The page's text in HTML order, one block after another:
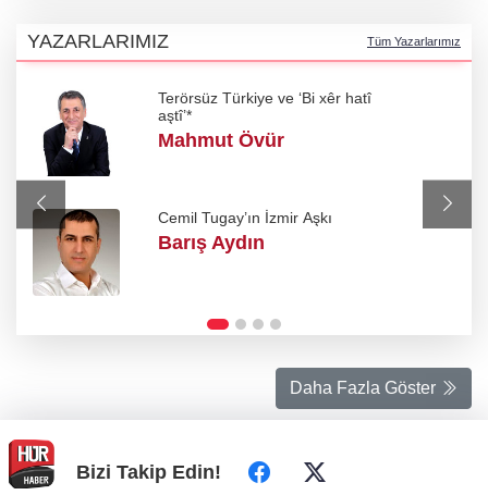
YAZARLARIMIZ Tüm Yazarlarımız
Terörsüz Türkiye ve ‘Bi xêr hatî
aştî’*
Mahmut Övür
Cemil Tugay’ın İzmir Aşkı
Barış Aydın
Daha Fazla Göster
Bizi Takip Edin!